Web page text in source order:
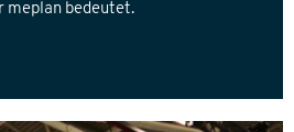
meplan bedeutet.